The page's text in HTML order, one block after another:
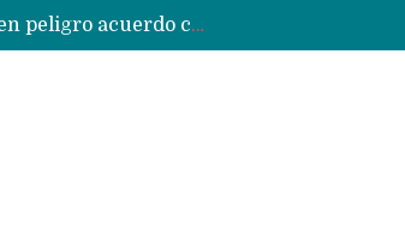
CXMT le dice NO a la venta de sus memorias a Apple y dará prioridad a Huawei y Xiaomi
Sailfish OS la «joya» de sistema operativo que Europa planea financiar para competir contra Android, iOS y HarmonyOS